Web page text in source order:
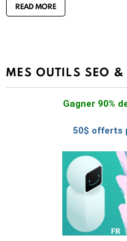
READ MORE
MES OUTILS SEO &
Gagner 90%
50$ offerts